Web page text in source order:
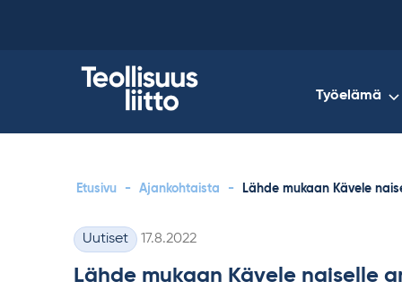
Työelämä
Etusivu - Ajankohtaista - Lähde mukaan Kävele
Kategoriat
Uutiset Kirjoitettu
17.8.2022
Lähde mukaan Kävele naiselle